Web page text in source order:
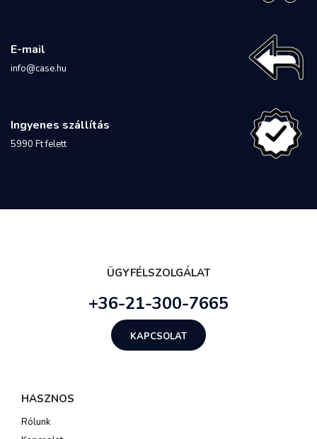
E-mail
info@case.hu
Ingyenes szállítás
5990 Ft felett
ÜGYFÉLSZOLGÁLAT
+36-21-300-7665
KAPCSOLAT
HASZNOS
Rólunk